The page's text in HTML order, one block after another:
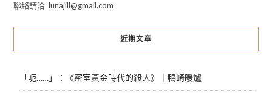
聯絡請洽 lunajill@gmail.com
近期文章
「呃……」：《密室黃金時代的殺人》｜鴨崎暖爐